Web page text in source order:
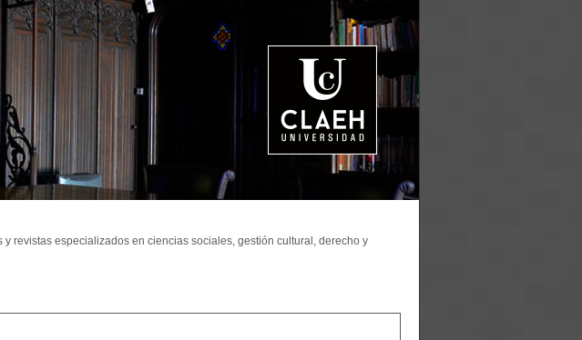
revistas especializados en ciencias sociales, gestión cultural, derecho y